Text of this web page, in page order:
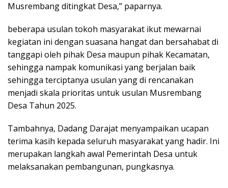
Musrembang ditingkat Desa,” paparnya.
beberapa usulan tokoh masyarakat ikut mewarnai
kegiatan ini dengan suasana hangat dan bersahabat di
tanggapi oleh pihak Desa maupun pihak Kecamatan,
sehingga nampak komunikasi yang berjalan baik
sehingga terciptanya usulan yang di rencanakan
menjadi skala prioritas untuk usulan Musrembang
Desa Tahun 2025.
Tambahnya, Dadang Darajat menyampaikan ucapan
terima kasih kepada seluruh masyarakat yang hadir. Ini
merupakan langkah awal Pemerintah Desa untuk
melaksanakan pembangunan, pungkasnya.